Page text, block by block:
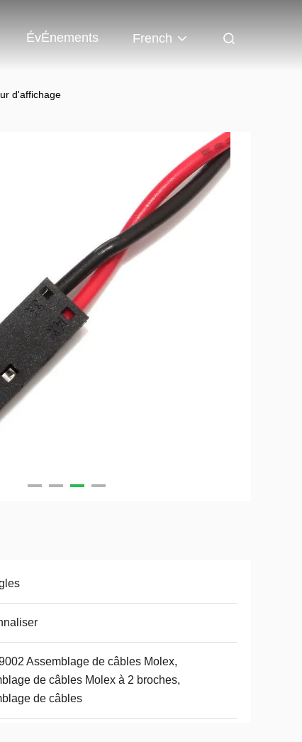
ÉvÉnements French
d'affichage
Assemblage de câbles Molex,
de câbles Molex à 2 broches,
de câbles